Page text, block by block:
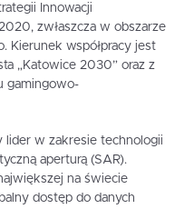
Innowacji
zwłaszcza w obszarze
Kierunek współpracy jest
„Katowice 2030” oraz z
gamingowo-
lider w zakresie technologii
aperturą (SAR).
na świecie
dostęp do danych